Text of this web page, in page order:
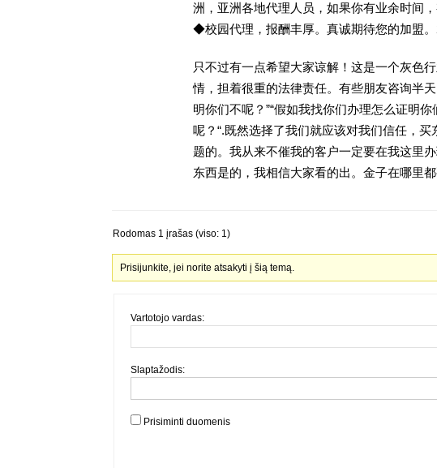
洲，亚洲各地代理人员，如果你有业余时间
◆校园代理，报酬丰厚。真诚期待您的加盟
只不过有一点希望大家谅解！这是一个灰色
情，担着很重的法律责任。有些朋友咨询半
明你们不呢？”“假如我找你们办理怎么证明
呢？“.既然选择了我们就应该对我们信任，
题的。我从来不催我的客户一定要在我这里
东西是的，我相信大家看的出。金子在哪里
Rodomas 1 įrašas (viso: 1)
Prisijunkite, jei norite atsakyti į šią temą.
Vartotojo vardas:
Slaptažodis:
Prisiminti duomenis